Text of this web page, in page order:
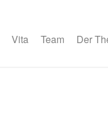
Vita Team Der